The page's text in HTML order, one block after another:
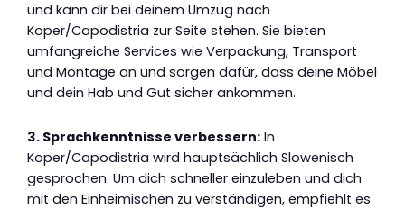
und kann dir bei deinem Umzug nach
Koper/Capodistria zur Seite stehen. Sie bieten
umfangreiche Services wie Verpackung, Transport
und Montage an und sorgen dafür, dass deine Möbel
und dein Hab und Gut sicher ankommen.
3. Sprachkenntnisse verbessern: In
Koper/Capodistria wird hauptsächlich Slowenisch
gesprochen. Um dich schneller einzuleben und dich
mit den Einheimischen zu verständigen, empfiehlt es